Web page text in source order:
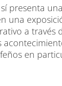
presenta
una
a través
en